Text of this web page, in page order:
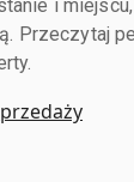
i
Przeczytaj